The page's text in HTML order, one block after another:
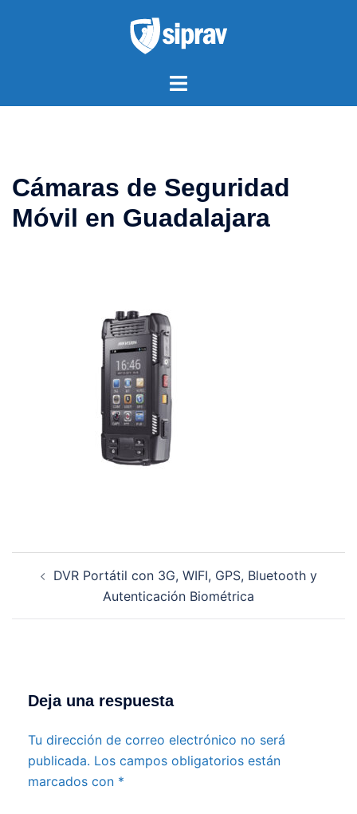
Alternar
Cámaras de Seguridad
Móvil en Guadalajara
DVR Portátil con 3G, WIFI, GPS, Bluetooth y
Autenticación Biométrica
Deja una respuesta
Tu dirección de correo electrónico no será
publicada. Los campos obligatorios están
marcados con *